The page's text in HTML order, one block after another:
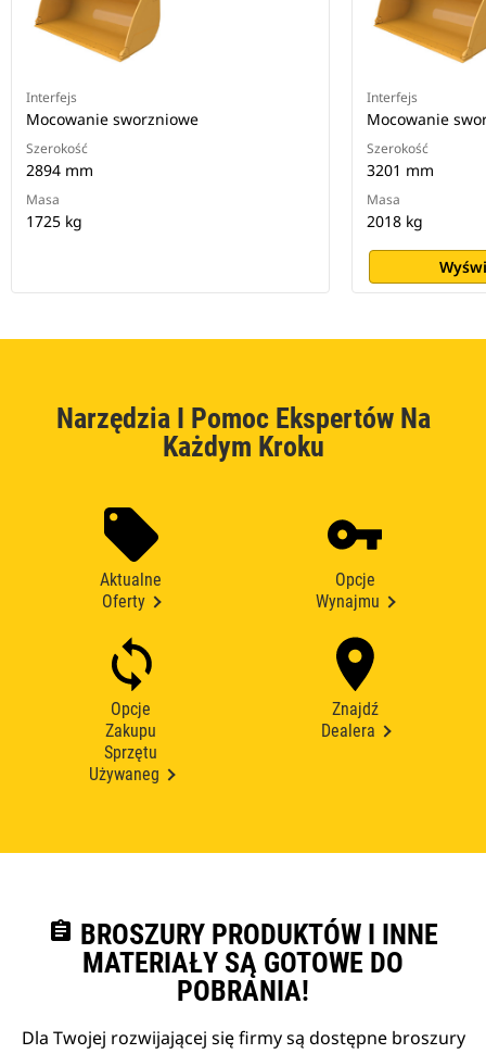
Interfejs
Mocowanie sworzniowe
Szerokość
2894 mm
Masa
1725 kg
Interfejs
Mocowanie
Szerokość
3201 mm
Masa
2018 kg
Narzędzia I Pomoc Ekspertów Na
Każdym Kroku
Aktualne
Oferty
Opcje
Wynajmu
Opcje
Zakupu
Sprzętu
Używaneg
Znajdź
Dealera
assignment BROSZURY PRODUKTÓW I INNE
MATERIAŁY SĄ GOTOWE DO
POBRANIA!
Dla Twojej rozwijającej się firmy są dostępne broszury